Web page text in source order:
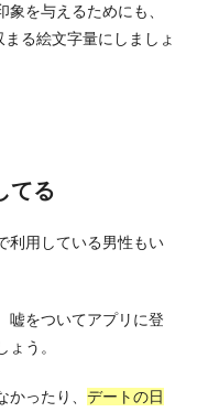
を与えるためにも、
る絵文字量にしましょ
てる
利用している男性もい
嘘をついてアプリに登
う。
ったり、 デートの日